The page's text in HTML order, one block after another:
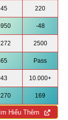
220
-48
2500
Pass
10.000+
169
Hiểu Thêm